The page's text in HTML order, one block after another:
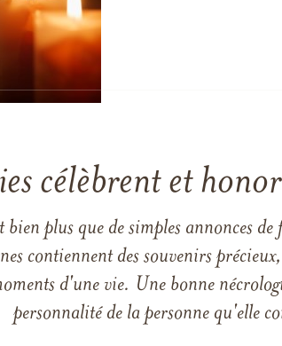
célèbrent et
plus que de simples annonces de
contiennent des souvenirs
d'une vie. Une bonne
personnalité de la personne qu'elle